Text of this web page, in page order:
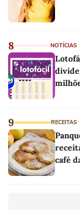
8 NOTÍCIAS
9 RECEITAS
café